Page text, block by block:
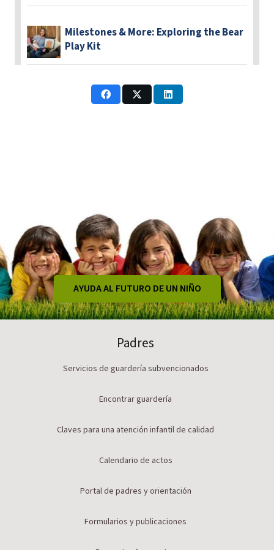
Milestones & More: Exploring the Bear
Play Kit
AYUDA AL FUTURO DE UN NIÑO
Padres
Servicios de guardería subvencionados
Encontrar guardería
Claves para una atención infantil de calidad
Calendario de actos
Portal de padres y orientación
Formularios y publicaciones